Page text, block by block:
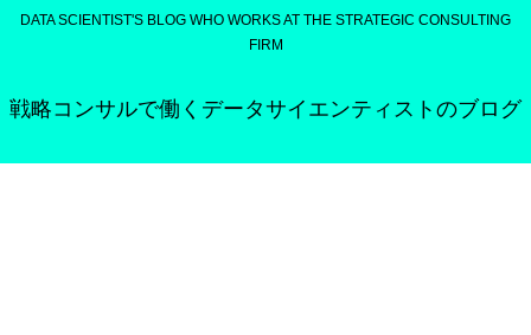
DATA SCIENTIST'S BLOG WHO WORKS AT THE STRATEGIC CONSULTING
FIRM
戦略コンサルで働くデータサイエンティストのブログ